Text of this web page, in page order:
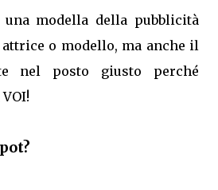
una modella della pubblicità
o modello, ma anche il
nel posto giusto perché